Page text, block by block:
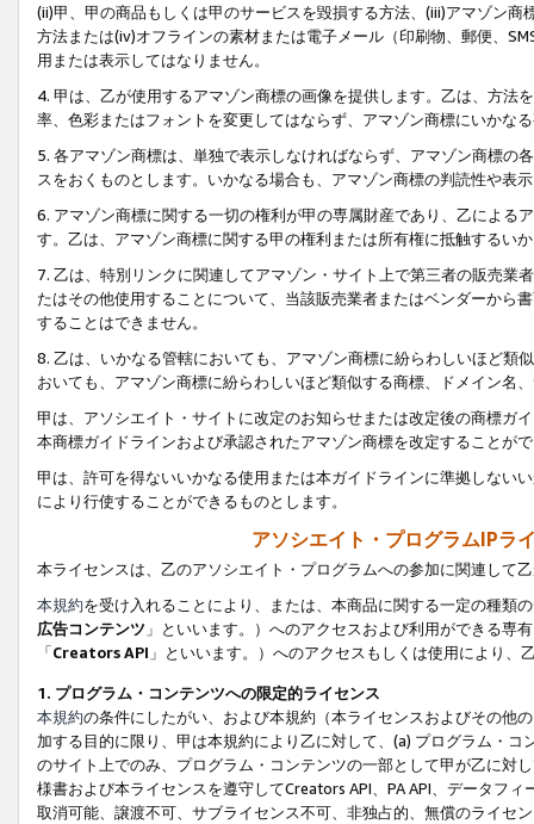
(ii)甲、甲の商品もしくは甲のサービスを毀損する方法、(iii)アマゾン
方法または(iv)オフラインの素材または電子メール（印刷物、郵便、
用または表示してはなりません。
4. 甲は、乙が使用するアマゾン商標の画像を提供します。乙は、方
率、色彩またはフォントを変更してはならず、アマゾン商標にいかな
5. 各アマゾン商標は、単独で表示しなければならず、アマゾン商標
スをおくものとします。いかなる場合も、アマゾン商標の判読性や表
6. アマゾン商標に関する一切の権利が甲の専属財産であり、乙による
す。乙は、アマゾン商標に関する甲の権利または所有権に抵触するい
7. 乙は、特別リンクに関連してアマゾン・サイト上で第三者の販売
たはその他使用することについて、当該販売業者またはベンダーから
することはできません。
8. 乙は、いかなる管轄においても、アマゾン商標に紛らわしいほど類
おいても、アマゾン商標に紛らわしいほど類似する商標、ドメイン名
甲は、アソシエイト・サイトに改定のお知らせまたは改定後の商標ガ
本商標ガイドラインおよび承認されたアマゾン商標を改定することが
甲は、許可を得ないいかなる使用または本ガイドラインに準拠しない
により行使することができるものとします。
アソシエイト・プログラムIPラ
本ライセンスは、乙のアソシエイト・プログラムへの参加に関連して
本規約を受け入れることにより、または、本商品に関する一定の種類
広告コンテンツ 」といいます。）へのアクセスおよび利用ができる専
「Creators API 」といいます。）へのアクセスもしくは使用により
1. プログラム・コンテンツへの限定的ライセンス
本規約の条件にしたがい、および本規約（本ライセンスおよびその他
加する目的に限り、甲は本規約により乙に対して、(a) プログラム・
のサイト上でのみ、プログラム・コンテンツの一部として甲が乙に対
様書および本ライセンスを遵守してCreators API、PA API、データフ
取消可能、譲渡不可、サブライセンス不可、非独占的、無償のライセ